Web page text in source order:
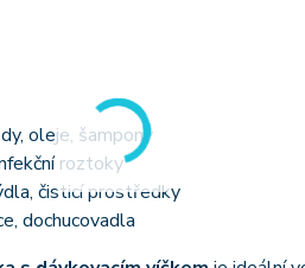
oleje, šampony
roztoky
čisticí prostředky
dochucovadla